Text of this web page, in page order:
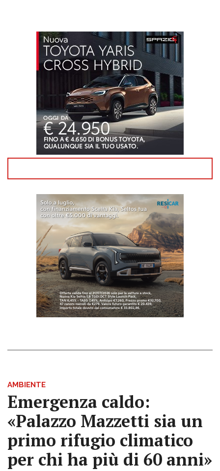
AMBIENTE
Emergenza caldo:
«Palazzo Mazzetti sia un
primo rifugio climatico
per chi ha più di 60 anni»